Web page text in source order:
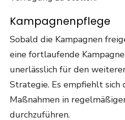
Kampagnenpflege
Sobald die Kampagnen
eine fortlaufende
unerlässlich für den
Strategie. Es empfiehlt sich
Maßnahmen in
durchzuführen.